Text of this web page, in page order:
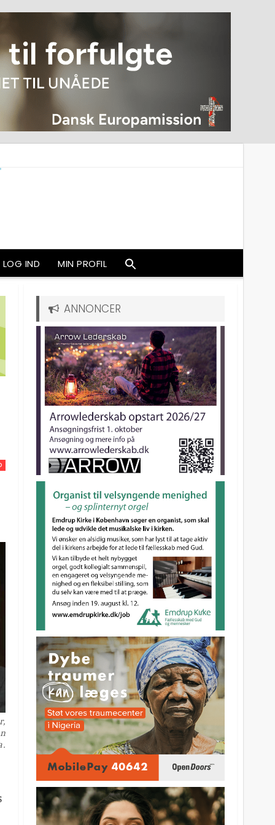
LOG IND MIN PROFIL
ANNONCER